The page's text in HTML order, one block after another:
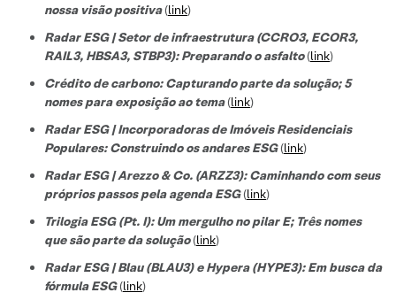
nossa visão positiva(link)
Radar ESG | Setor de infraestrutura (CCRO3, ECOR3,
RAIL3, HBSA3, STBP3): Preparando o asfalto(link)
Crédito de carbono: Capturando parte da solução; 5
nomes para exposição ao tema(link)
Radar ESG | Incorporadoras de Imóveis Residenciais
Populares: Construindo os andares ESG(link)
Radar ESG | Arezzo & Co. (ARZZ3): Caminhando com seus
próprios passos pela agenda ESG(link)
Trilogia ESG (Pt. I): Um mergulho no pilar E; Três nomes
que são parte da solução(link)
Radar ESG | Blau (BLAU3) e Hypera (HYPE3): Em busca da
fórmula ESG(link)